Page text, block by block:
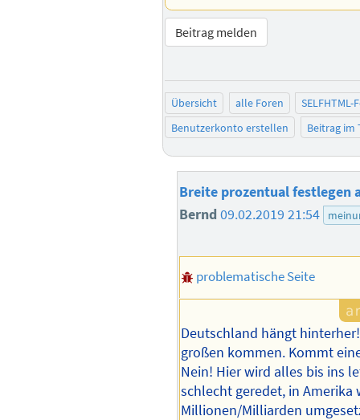
Beitrag melden
Übersicht alle Foren
SELFHTML-
Benutzerkonto erstellen
Beitrag im
Breite prozentual festlegen
Bernd 09.02.2019 21:54
problematische Seite
Deutschland hängt
großen kommen. Kommt
Nein! Hier wird alles bis ins
schlecht geredet, in Amerika
Millionen/Milliarden